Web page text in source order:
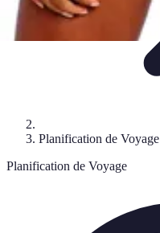
Planification de Voyage
Planification de Voyage